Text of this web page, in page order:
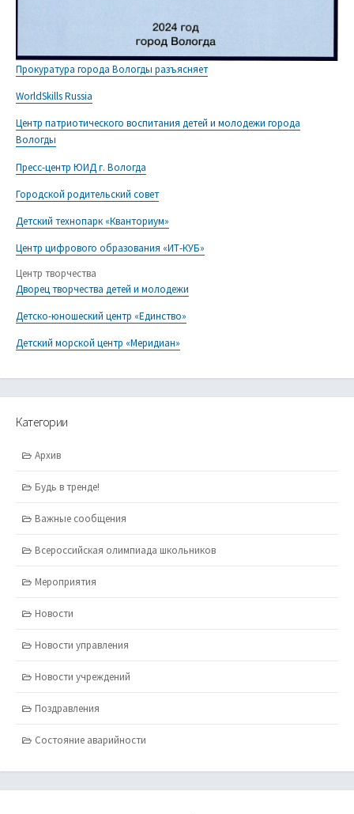
Прокуратура города Вологды разъясняет
WorldSkills Russia
Центр патриотического воспитания детей и молодежи города
Вологды
Пресс-центр ЮИД г. Вологда
Городской родительский совет
Детский технопарк «Кванториум»
Центр цифрового образования «ИТ-КУБ»
Центр творчества
Дворец творчества детей и молодежи
Детско-юношеский центр «Единство»
Детский морской центр «Меридиан»
Категории
Архив
Будь в тренде!
Важные сообщения
Всероссийская олимпиада школьников
Мероприятия
Новости
Новости управления
Новости учреждений
Поздравления
Состояние аварийности